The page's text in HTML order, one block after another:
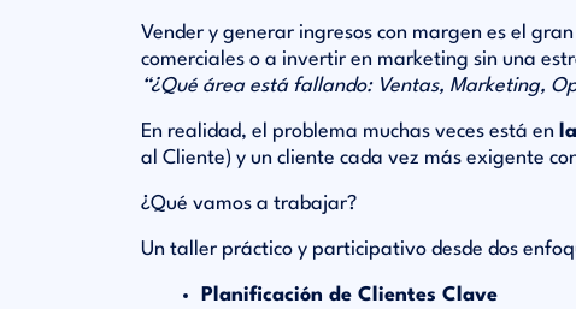
Vender y generar ingresos con margen es el
comerciales o a invertir en marketing sin una
“¿Qué área está fallando: Ventas, Marketing,
En realidad, el problema muchas veces está en
al Cliente) y un cliente cada vez más exigente
¿Qué vamos a trabajar?
Un taller práctico y participativo desde dos
Planificación de Clientes Clave